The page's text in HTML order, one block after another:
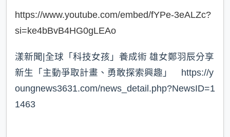
https://www.youtube.com/embed/fYPe-3eALZc?
si=ke4bBvB4HG0gLEAo
漾新聞|全球「科技女孩」養成術 雄女鄭羽辰分享
新生「主動爭取計畫、勇敢探索興趣」 https://y
oungnews3631.com/news_detail.php?NewsID=1
1463